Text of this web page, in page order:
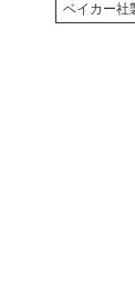
ベイカー社